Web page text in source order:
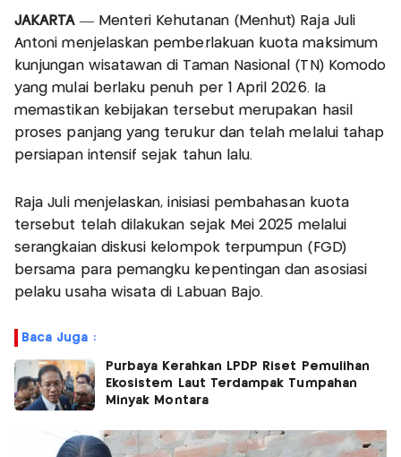
JAKARTA— Menteri Kehutanan (Menhut) Raja Juli
Antoni menjelaskan pemberlakuan kuota maksimum
kunjungan wisatawan di Taman Nasional (TN) Komodo
yang mulai berlaku penuh per 1 April 2026. Ia
memastikan kebijakan tersebut merupakan hasil
proses panjang yang terukur dan telah melalui tahap
persiapan intensif sejak tahun lalu.
Raja Juli menjelaskan, inisiasi pembahasan kuota
tersebut telah dilakukan sejak Mei 2025 melalui
serangkaian diskusi kelompok terpumpun (FGD)
bersama para pemangku kepentingan dan asosiasi
pelaku usaha wisata di Labuan Bajo.
Baca Juga :
Purbaya Kerahkan LPDP Riset Pemulihan
Ekosistem Laut Terdampak Tumpahan
Minyak Montara